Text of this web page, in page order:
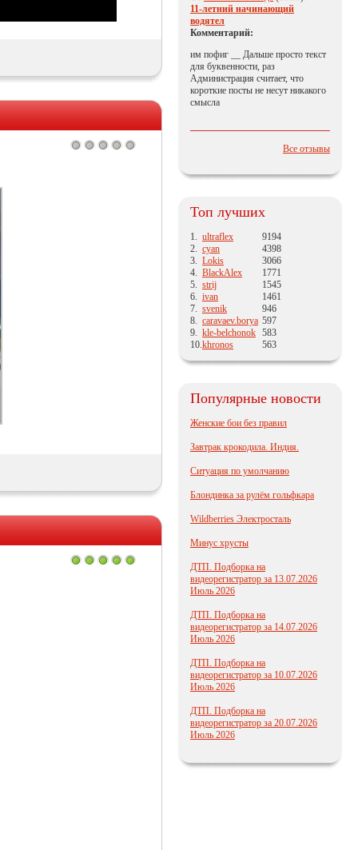
11-летний начинающий
водятел
Комментарий:
им пофиг __ Дальше просто текст
для буквенности, раз
Администрация считает, что
короткие посты не несут никакого
смысла
Все отзывы
Топ лучших
1. ultraflex
9194
2. cyan
4398
3. Lokis
3066
4. BlackAlex
1771
5. strij
1545
6. ivan
1461
7. svenik
946
8. caravaev.borya 597
9. kle-belchonok 583
10.khronos 563
Популярные новости
Женские бои без правил
Завтрак крокодила. Индия.
Ситуация по умолчанию
Блондинка за рулём гольфкара
Wildberries Электросталь
Минус хрусты
ДТП. Подборка на
видеорегистратор за 13.07.2026
Июль 2026
ДТП. Подборка на
видеорегистратор за 14.07.2026
Июль 2026
ДТП. Подборка на
видеорегистратор за 10.07.2026
Июль 2026
ДТП. Подборка на
видеорегистратор за 20.07.2026
Июль 2026